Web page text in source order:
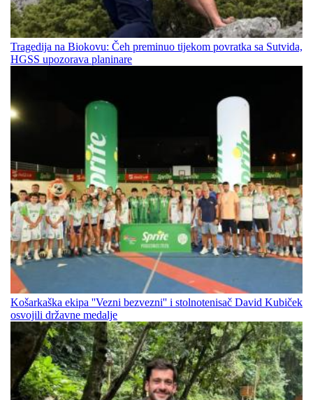
Tragedija na Biokovu: Čeh preminuo tijekom povratka sa Sutvida,
HGSS upozorava planinare
Košarkaška ekipa ''Vezni bezvezni'' i stolnotenisač David Kubiček
osvojili državne medalje